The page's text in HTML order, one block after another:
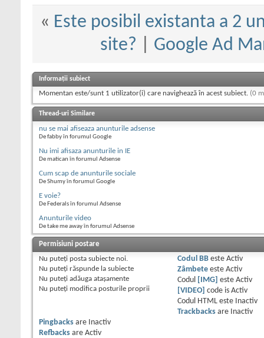
« Este posibil existanta a 2
site?
Google Ad
Informații subiect
Momentan este/sunt 1 utilizator(i) care navighează în acest subiect. (0
Thread-uri Similare
nu se mai afiseaza anunturile adsense
De fabby în forumul Google
Nu imi afisaza anunturile in IE
De matican în forumul Adsense
Cum scap de anunturile sociale
De Shumy în forumul Google
E voie?
De Federals în forumul Adsense
Anunturile video
De take me away în forumul Adsense
Permisiuni postare
Nu puteţi posta subiecte noi.
Nu puteţi răspunde la subiecte
Nu puteţi adăuga ataşamente
Nu puteţi modifica posturile proprii
Codul BBeste Activ
Zâmbeteeste Activ
Codul
[IMG] este Activ
[VIDEO]
code is Activ
Codul HTML este
Inactiv
Trackbacksare
Inactiv
Pingbacks are
Inactiv
Refbacks are Activ